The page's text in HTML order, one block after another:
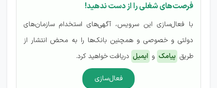
فرصت‌های شغلی را از دست ندهید!
با فعال‌سازی این سرویس، آگهی‌های استخدام سازمان‌های
دولتی و خصوصی و همچنین بانک‌ها را به محض انتشار از
طریق پیامک و ایمیل دریافت خواهید کرد.
فعال‌سازی